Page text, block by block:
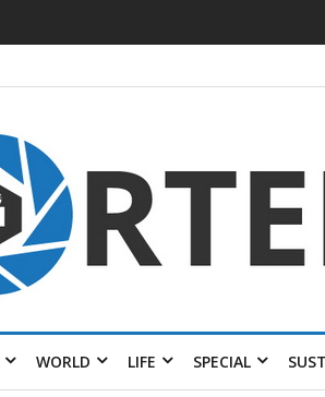
WORLD LIFE SPECIAL